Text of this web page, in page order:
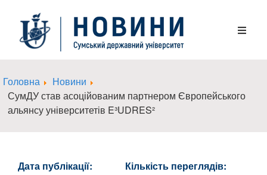
Головна
Новини
СумДУ став асоційованим партнером Європейського
альянсу університетів E³UDRES²
Дата публікації:
Кількість переглядів: